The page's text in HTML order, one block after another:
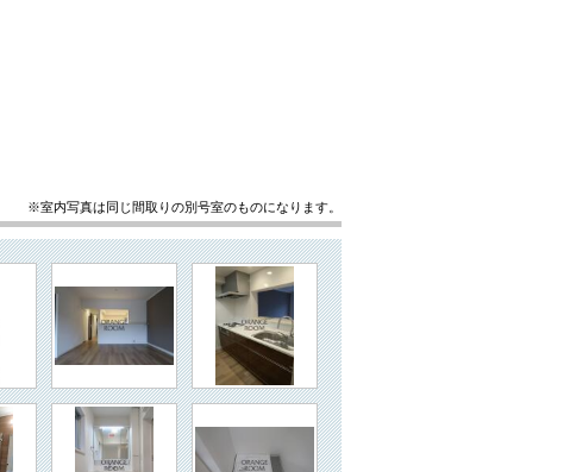
※室内写真は同じ間取りの別号室のものになります。